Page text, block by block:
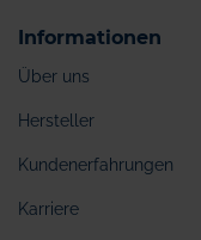
Informationen
Über uns
Hersteller
Kundenerfahrungen
Karriere